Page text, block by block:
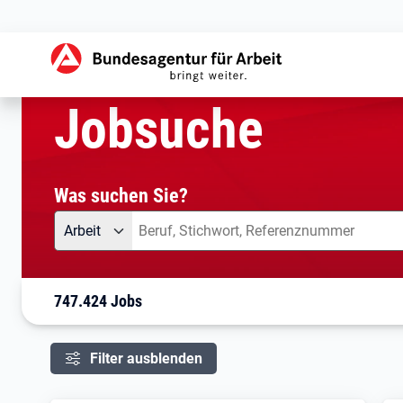
Startseite
Jobsuche
Was suchen Sie?
Angebotsart
Arbeit Was suchen Sie?
747.424 Jobs
Filter ausblenden